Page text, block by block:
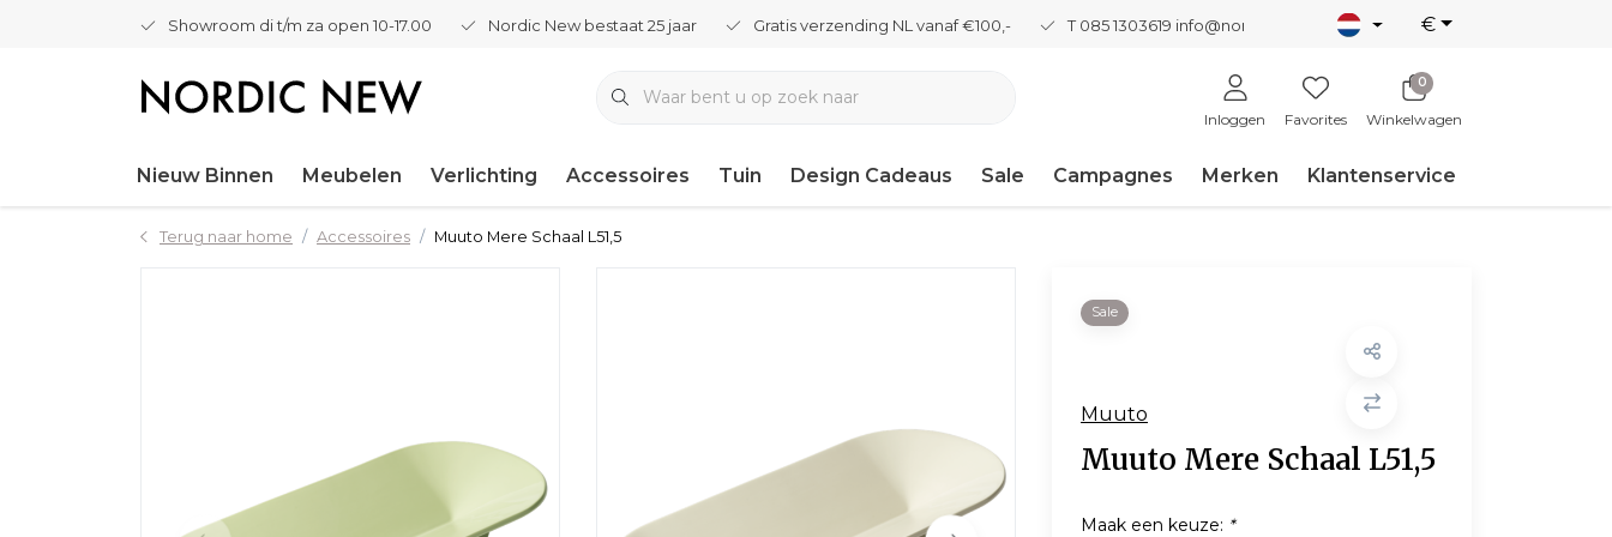
Showroom di t/m za open 10-17.00 Nordic New bestaat 25 jaar Gratis verzending NL vanaf €100,- T 085 1303619 info@nordicnew.nl €
Inloggen Favorites
0
Winkelwagen
Nieuw Binnen Meubelen Verlichting Accessoires Tuin Design Cadeaus Sale Campagnes Merken Klantenservice
Terug naar home Accessoires Muuto Mere Schaal L51,5
Sale
Muuto
Muuto Mere Schaal L51,5
Maak een keuze: *